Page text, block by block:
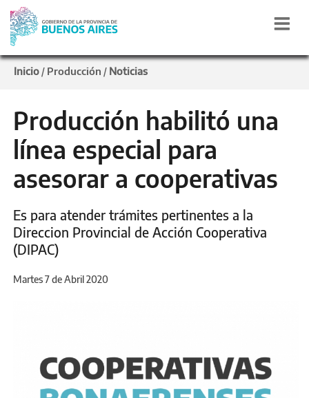
Inicio / Producción / Noticias
Producción habilitó una
línea especial para
asesorar a cooperativas
Es para atender trámites pertinentes a la
Direccion Provincial de Acción Cooperativa
(DIPAC)
Martes 7 de Abril 2020